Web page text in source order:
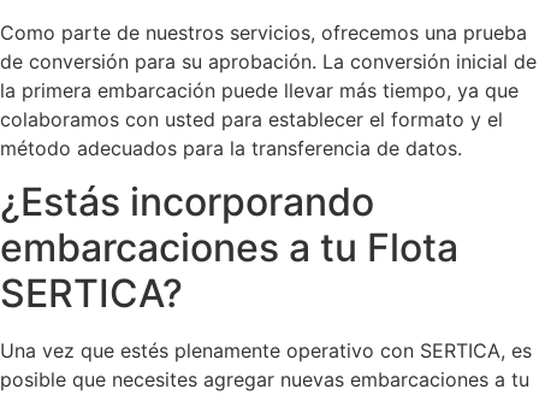
Como parte de nuestros servicios, ofrecemos una prueba
de conversión para su aprobación. La conversión inicial de
la primera embarcación puede llevar más tiempo, ya que
colaboramos con usted para establecer el formato y el
método adecuados para la transferencia de datos.
¿Estás incorporando
embarcaciones a tu Flota
SERTICA?
Una vez que estés plenamente operativo con SERTICA, es
posible que necesites agregar nuevas embarcaciones a tu